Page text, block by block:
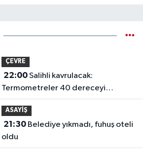
ÇEVRE
22:00Salihli kavrulacak:
Termometreler 40 dereceyi
gösterecek
ASAYİŞ
21:30Belediye yıkmadı, fuhuş oteli
oldu